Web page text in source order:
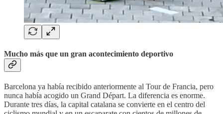
Mucho más que un gran acontecimiento deportivo
Barcelona ya había recibido anteriormente al Tour de Francia, pero
nunca había acogido un Grand Départ. La diferencia es enorme.
Durante tres días, la capital catalana se convierte en el centro del